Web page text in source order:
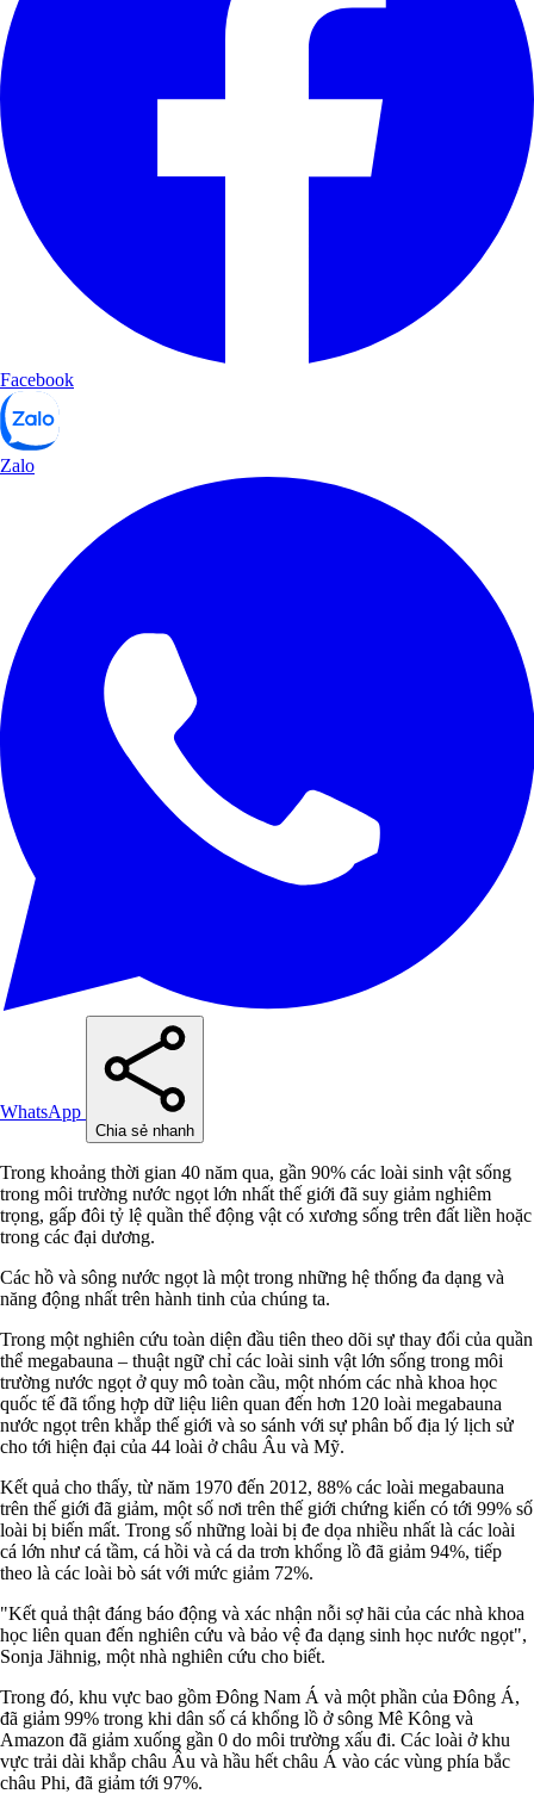
Facebook
Zalo
WhatsApp
Chia sẻ nhanh
Trong khoảng thời gian 40 năm qua, gần 90% các loài sinh vật sống
trong môi trường nước ngọt lớn nhất thế giới đã suy giảm nghiêm
trọng, gấp đôi tỷ lệ quần thể động vật có xương sống trên đất liền hoặc
trong các đại dương.
Các hồ và sông nước ngọt là một trong những hệ thống đa dạng và
năng động nhất trên hành tinh của chúng ta.
Trong một nghiên cứu toàn diện đầu tiên theo dõi sự thay đổi của quần
thể megabauna – thuật ngữ chỉ các loài sinh vật lớn sống trong môi
trường nước ngọt ở quy mô toàn cầu, một nhóm các nhà khoa học
quốc tế đã tổng hợp dữ liệu liên quan đến hơn 120 loài megabauna
nước ngọt trên khắp thế giới và so sánh với sự phân bố địa lý lịch sử
cho tới hiện đại của 44 loài ở châu Âu và Mỹ.
Kết quả cho thấy, từ năm 1970 đến 2012, 88% các loài megabauna
trên thế giới đã giảm, một số nơi trên thế giới chứng kiến ​​có tới 99% số
loài bị biến mất. Trong số những loài bị đe dọa nhiều nhất là các loài
cá lớn như cá tầm, cá hồi và cá da trơn khổng lồ đã giảm 94%, tiếp
theo là các loài bò sát với mức giảm 72%.
"Kết quả thật đáng báo động và xác nhận nỗi sợ hãi của các nhà khoa
học liên quan đến nghiên cứu và bảo vệ đa dạng sinh học nước ngọt",
Sonja Jähnig, một nhà nghiên cứu cho biết.
Trong đó, khu vực bao gồm Đông Nam Á và một phần của Đông Á,
đã giảm 99% trong khi dân số cá khổng lồ ở sông Mê Kông và
Amazon đã giảm xuống gần 0 do môi trường xấu đi. Các loài ở khu
vực trải dài khắp châu Âu và hầu hết châu Á vào các vùng phía bắc
châu Phi, đã giảm tới 97%.